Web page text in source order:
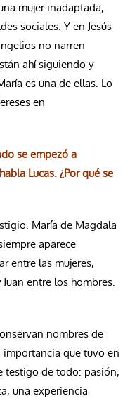
mujer inadaptada,
sociales. Y en Jesús
no narren
ahí siguiendo y
es una de ellas. Lo
en
se empezó a
Lucas. ¿Por qué se
María de Magdala
aparece
entre las mujeres,
entre los hombres.
nombres de
importancia que tuvo en
testigo de todo: pasión,
una experiencia